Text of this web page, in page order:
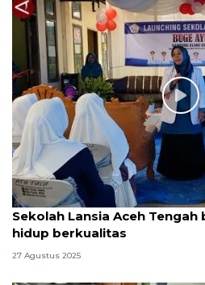
Sekolah Lansia Aceh
hidup berkualitas
27 Agustus 2025